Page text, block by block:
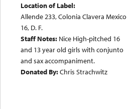
Location of Label:
Allende 233, Colonia Clavera Mexico
16, D. F.
Staff Notes: Nice High-pitched 16
and 13 year old girls with conjunto
and sax accompaniment.
Donated By:Chris Strachwitz